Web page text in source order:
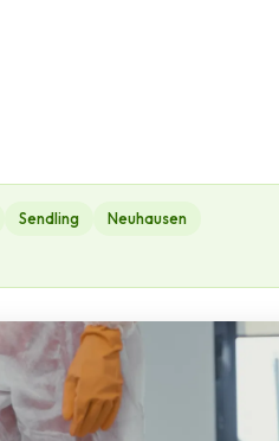
Sendling
Neuhausen